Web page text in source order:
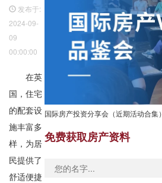
发布于:
2024-09-
09
00:00:00
在英
国，住宅
的配套设
施丰富多
样，为居
民提供了
舒适便捷
国际房产投资分享会（近期活动合集）
免费获取房产资料